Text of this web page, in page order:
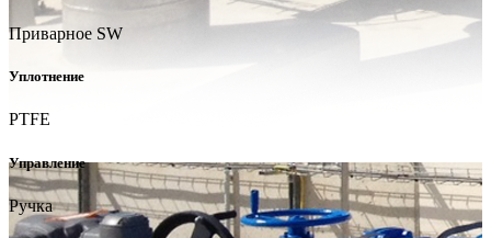
Приварное SW
Уплотнение
PTFE
Управление
Ручка